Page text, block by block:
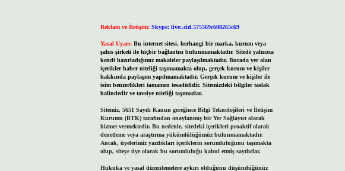
Reklam ve İletişim: Skype: live:.cid.575569c608265c69
Yasal Uyarı: Bu internet sitesi, herhangi bir marka, kurum veya
şahıs şirketi ile hiçbir bağlantısı bulunmamaktadır. Sitede yalnızca
kendi hazırladığımız makaleler paylaşılmaktadır. Burada yer alan
içerikler haber niteliği taşımamakta olup, gerçek kurum ve kişiler
hakkında paylaşım yapılmamaktadır. Gerçek kurum ve kişiler ile
isim benzerlikleri tamamen tesadüfidir. Sitemizdeki bilgiler taslak
halindedir ve tavsiye niteliği taşımazlar.
Sitemiz, 5651 Sayılı Kanun gereğince Bilgi Teknolojileri ve İletişim
Kurumu (BTK) tarafından onaylanmış bir Yer Sağlayıcı olarak
hizmet vermektedir. Bu nedenle, sitedeki içerikleri proaktif olarak
denetleme veya araştırma yükümlülüğümüz bulunmamaktadır.
Ancak, üyelerimiz yazdıkları içeriklerin sorumluluğunu taşımakta
olup, siteye üye olarak bu sorumluluğu kabul etmiş sayılırlar.
Hukuka ve yasal düzenlemelere aykırı olduğunu düşündüğünüz